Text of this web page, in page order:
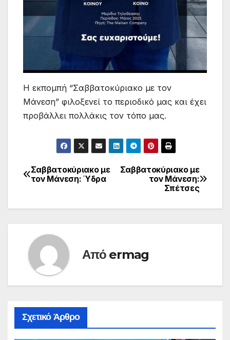
Η εκπομπή “Σαββατοκύριακο με τον
Μάνεση” φιλοξενεί το περιοδικό μας και έχει
προβάλλει πολλάκις τον τόπο μας.
Πλοήγηση
Σαββατοκύριακο με
τον Μάνεση:
Σπέτσες
Σαββατοκύριακο με
τον Μάνεση: Ύδρα
Από ermag
Σχετικό Άρθρο